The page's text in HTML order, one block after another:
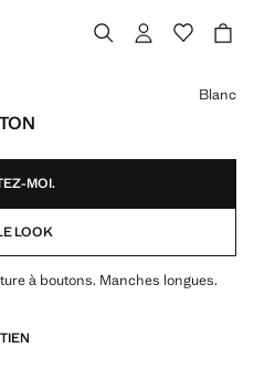
Blanc
MOI.
LOOK
à boutons. Manches longues.